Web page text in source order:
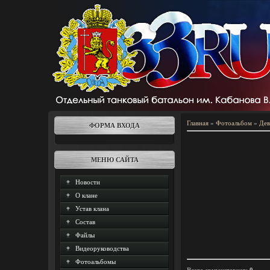
ФОРМА ВХОДА
МЕНЮ САЙТА
Новости
О клане
Устав клана
Состав
Файлы
Видеоруководства
Фотоальбомы
Главная » Фотоальбом »